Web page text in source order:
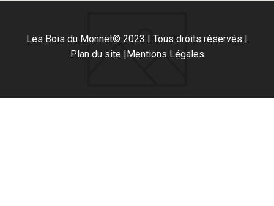
Les Bois du Monnet© 2023 | Tous droits réservés |
Plan du site |Mentions Légales